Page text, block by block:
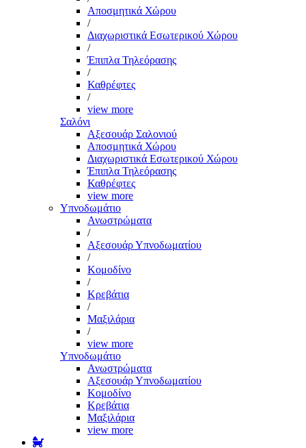
Αποσμητικά Χώρου
/
Διαχωριστικά Εσωτερικού Χώρου
/
Έπιπλα Τηλεόρασης
/
Καθρέφτες
/
view more
Σαλόνι
Αξεσουάρ Σαλονιού
Αποσμητικά Χώρου
Διαχωριστικά Εσωτερικού Χώρου
Έπιπλα Τηλεόρασης
Καθρέφτες
view more
Υπνοδωμάτιο
Ανωστρώματα
/
Αξεσουάρ Υπνοδωματίου
/
Κομοδίνο
/
Κρεβάτια
/
Μαξιλάρια
/
view more
Υπνοδωμάτιο
Ανωστρώματα
Αξεσουάρ Υπνοδωματίου
Κομοδίνο
Κρεβάτια
Μαξιλάρια
view more